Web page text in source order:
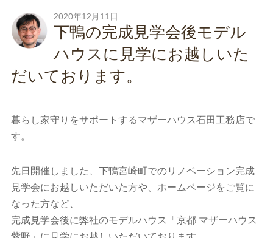
2020年12月11日
下鴨の完成見学会後モデル
ハウスに見学にお越しいた
だいております。
暮らし家守りをサポートするマザーハウス石田工務店で
す。
先日開催しました、下鴨宮崎町でのリノベーション完成
見学会にお越しいただいた方や、ホームページをご覧に
なった方など、
完成見学会後に弊社のモデルハウス「京都 マザーハウス